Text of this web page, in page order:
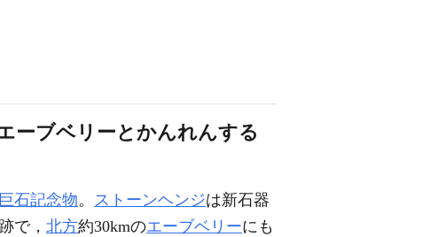
ーブベリーとかんれんする
巨石記念物。 ストーンヘンジは新石器
で， 北方約30kmのエーブベリーにも